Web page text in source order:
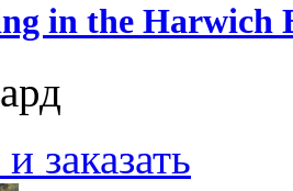
in the Harwich
заказать